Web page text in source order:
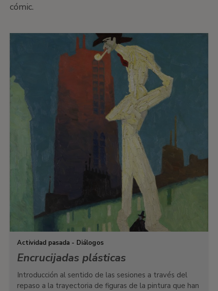
cómic.
Actividad pasada - Diálogos
Encrucijadas plásticas
Introducción al sentido de las sesiones a través del
repaso a la trayectoria de figuras de la pintura que han